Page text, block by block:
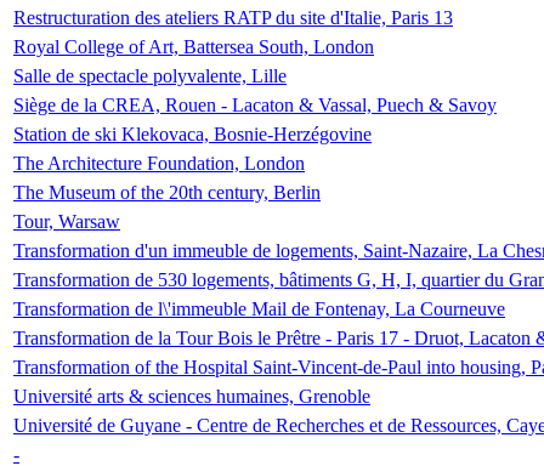
Restructuration des ateliers RATP du site d'Italie, Paris 13
Royal College of Art, Battersea South, London
Salle de spectacle polyvalente, Lille
Siège de la CREA, Rouen - Lacaton & Vassal, Puech & Savoy
Station de ski Klekovaca, Bosnie-Herzégovine
The Architecture Foundation, London
The Museum of the 20th century, Berlin
Tour, Warsaw
Transformation d'un immeuble de logements, Saint-Nazaire, La
Transformation de 530 logements, bâtiments G, H, I, quartier du
Transformation de l\'immeuble Mail de Fontenay, La Courneuve
Transformation de la Tour Bois le Prêtre - Paris 17 - Druot, Lacaton
Transformation of the Hospital Saint-Vincent-de-Paul into housing,
Université arts & sciences humaines, Grenoble
Université de Guyane - Centre de Recherches et de Ressources,
-